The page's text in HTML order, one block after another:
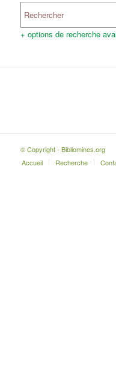
+ options de recherche
© Copyright - Bibliomines.org
Accueil
Recherche